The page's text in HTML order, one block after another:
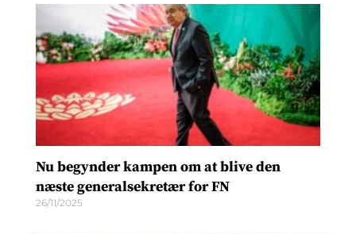
Nu begynder kampen om at blive den
næste generalsekretær for FN
26/11/2025